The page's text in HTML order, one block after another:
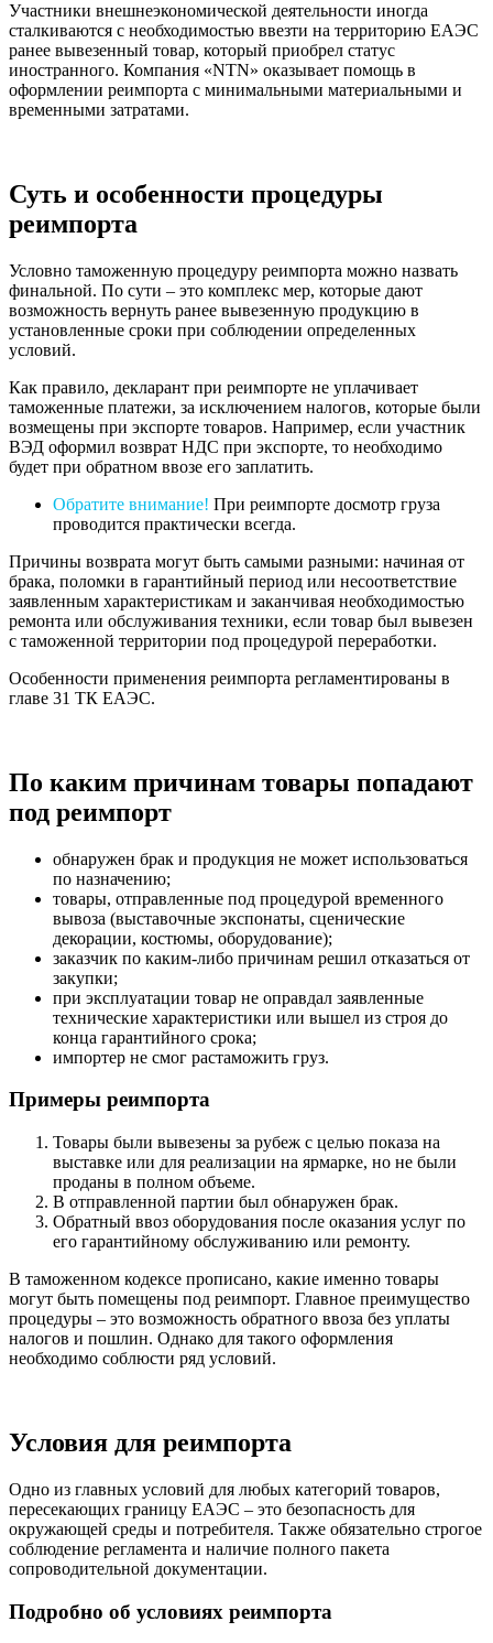
Участники внешнеэкономической деятельности иногда
сталкиваются с необходимостью ввезти на территорию ЕАЭС
ранее вывезенный товар, который приобрел статус
иностранного. Компания «NTN» оказывает помощь в
оформлении реимпорта с минимальными материальными и
временными затратами.
Суть и особенности процедуры
реимпорта
Условно таможенную процедуру реимпорта можно назвать
финальной. По сути – это комплекс мер, которые дают
возможность вернуть ранее вывезенную продукцию в
установленные сроки при соблюдении определенных
условий.
Как правило, декларант при реимпорте не уплачивает
таможенные платежи, за исключением налогов, которые были
возмещены при экспорте товаров. Например, если участник
ВЭД оформил возврат НДС при экспорте, то необходимо
будет при обратном ввозе его заплатить.
Обратите внимание! При реимпорте досмотр груза
проводится практически всегда.
Причины возврата могут быть самыми разными: начиная от
брака, поломки в гарантийный период или несоответствие
заявленным характеристикам и заканчивая необходимостью
ремонта или обслуживания техники, если товар был вывезен
с таможенной территории под процедурой переработки.
Особенности применения реимпорта регламентированы в
главе 31 ТК ЕАЭС.
По каким причинам товары попадают
под реимпорт
обнаружен брак и продукция не может использоваться
по назначению;
товары, отправленные под процедурой временного
вывоза (выставочные экспонаты, сценические
декорации, костюмы, оборудование);
заказчик по каким-либо причинам решил отказаться от
закупки;
при эксплуатации товар не оправдал заявленные
технические характеристики или вышел из строя до
конца гарантийного срока;
импортер не смог растаможить груз.
Примеры реимпорта
Товары были вывезены за рубеж с целью показа на
выставке или для реализации на ярмарке, но не были
проданы в полном объеме.
В отправленной партии был обнаружен брак.
Обратный ввоз оборудования после оказания услуг по
его гарантийному обслуживанию или ремонту.
В таможенном кодексе прописано, какие именно товары
могут быть помещены под реимпорт. Главное преимущество
процедуры – это возможность обратного ввоза без уплаты
налогов и пошлин. Однако для такого оформления
необходимо соблюсти ряд условий.
Условия для реимпорта
Одно из главных условий для любых категорий товаров,
пересекающих границу ЕАЭС – это безопасность для
окружающей среды и потребителя. Также обязательно строгое
соблюдение регламента и наличие полного пакета
сопроводительной документации.
Подробно об условиях реимпорта